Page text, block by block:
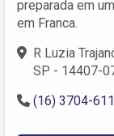
preparada em
em Franca.
R Luzia
SP - 14407-
(16) 3704-